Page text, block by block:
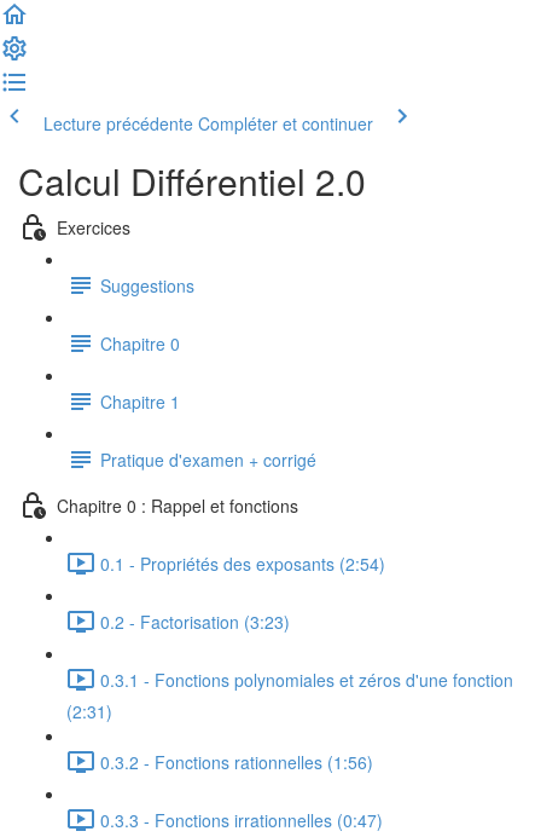
Lecture précédente Compléter et continuer
Calcul Différentiel 2.0
Exercices
Suggestions
Chapitre 0
Chapitre 1
Pratique d'examen + corrigé
Chapitre 0 : Rappel et fonctions
0.1 - Propriétés des exposants (2:54)
0.2 - Factorisation (3:23)
0.3.1 - Fonctions polynomiales et zéros d'une fonction
(2:31)
0.3.2 - Fonctions rationnelles (1:56)
0.3.3 - Fonctions irrationnelles (0:47)